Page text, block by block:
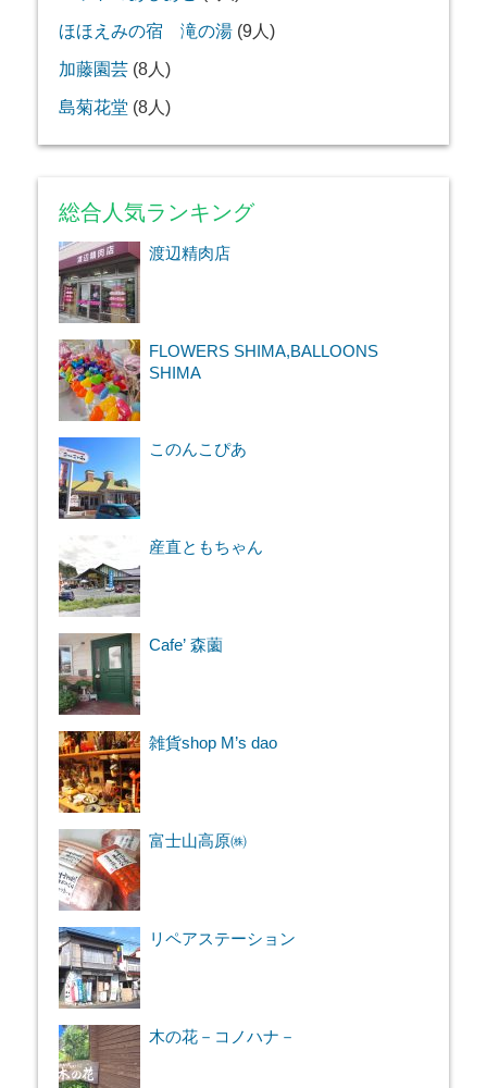
ほほえみの宿 滝の湯 (9人)
加藤園芸 (8人)
島菊花堂 (8人)
総合人気ランキング
渡辺精肉店
FLOWERS SHIMA,BALLOONS
SHIMA
このんこぴあ
産直ともちゃん
Cafe’ 森薗
雑貨shop M’s dao
富士山高原㈱
リペアステーション
木の花－コノハナ－